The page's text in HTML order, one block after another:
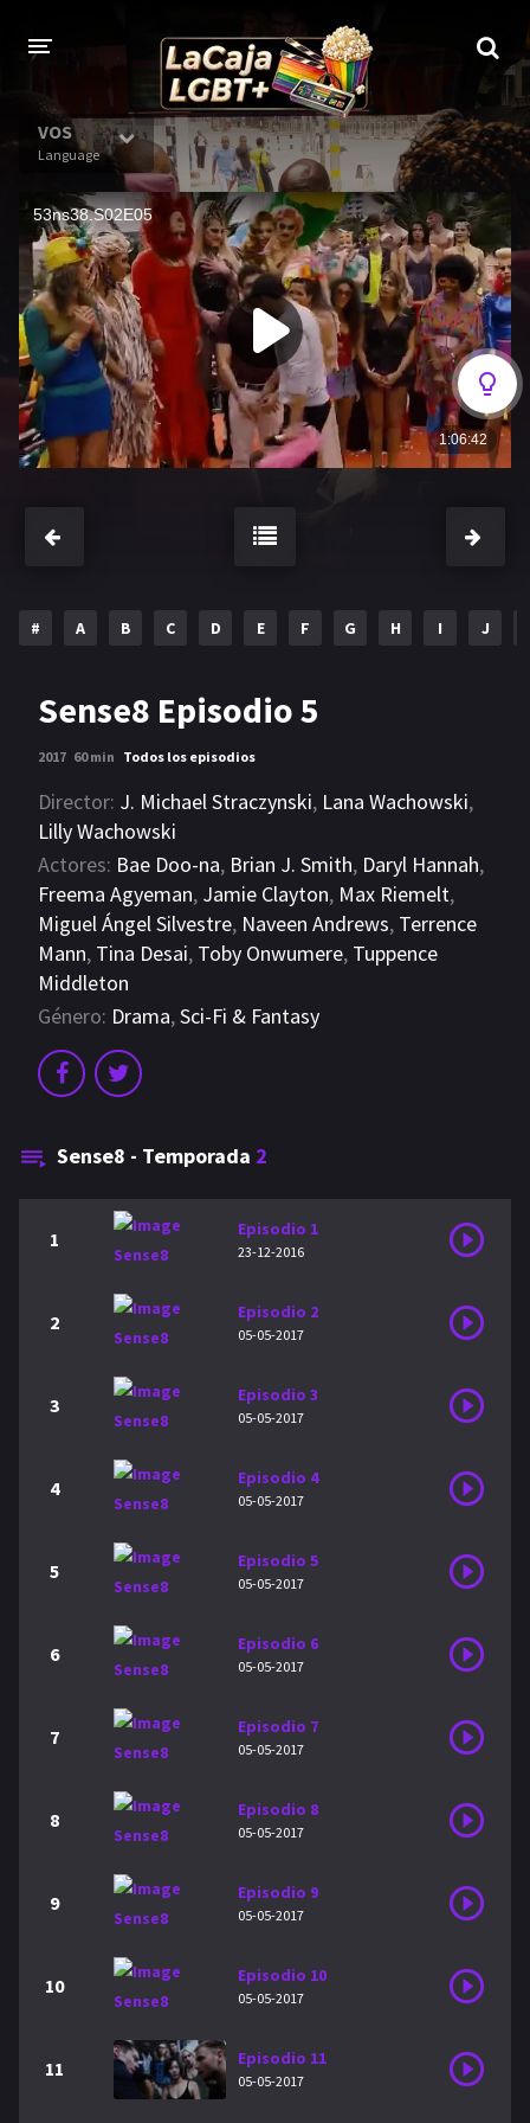
VOS
Language
# A B C D E F G H I J
Sense8 Episodio 5
2017 60 min Todos los episodios
Director: J. Michael Straczynski, Lana Wachowski,
Lilly Wachowski
Actores: Bae Doo-na, Brian J. Smith, Daryl Hannah,
Freema Agyeman, Jamie Clayton, Max Riemelt,
Miguel Ángel Silvestre, Naveen Andrews, Terrence
Mann, Tina Desai, Toby Onwumere, Tuppence
Middleton
Género: Drama,Sci-Fi & Fantasy
Sense8 - Temporada 2
1 Episodio 1
23-12-2016
2 Episodio 2
05-05-2017
3 Episodio 3
05-05-2017
4 Episodio 4
05-05-2017
5 Episodio 5
05-05-2017
6 Episodio 6
05-05-2017
7 Episodio 7
05-05-2017
8 Episodio 8
05-05-2017
9 Episodio 9
05-05-2017
10 Episodio 10
05-05-2017
11 Episodio 11
05-05-2017